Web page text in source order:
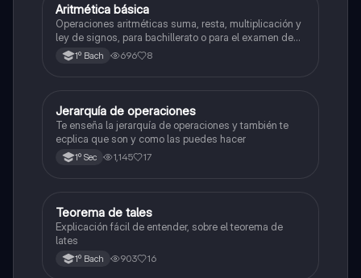
Matemáticas
Aritmética básica
Operaciones aritméticas suma, resta, multiplicación y
ley de signos, para bachillerato o para el examen de
admisión a la universidad
1º Bach 696 8
Matemáticas
Jerarquía de operaciones
Te enseña la jerarquía de operaciones y también te
ecplica que son y como las puedes hacer
1º Sec 1,145 17
Matemáticas
Teorema de tales
Explicación fácil de entender, sobre el teorema de
lates
1º Bach 903 16